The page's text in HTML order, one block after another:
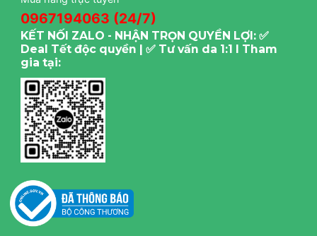
0967194063 (24/7)
KẾT NỐI ZALO - NHẬN TRỌN QUYỀN LỢI: ✅
Deal Tết độc quyền | ✅ Tư vấn da 1:1 I Tham
gia tại: